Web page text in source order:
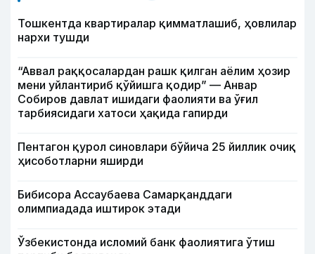
Тошкентда квартиралар қимматлашиб, ҳовлилар
нархи тушди
“Аввал раққосалардан рашк қилган аёлим ҳозир
мени уйлантириб қўйишга қодир” — Анвар
Собиров давлат ишидаги фаолияти ва ўғил
тарбиясидаги хатоси ҳақида гапирди
Пентагон қурол синовлари бўйича 25 йиллик очиқ
ҳисоботларни яширди
Бибисора Ассаубаева Самарқанддаги
олимпиадада иштирок этади
Ўзбекистонда исломий банк фаолиятига ўтиш